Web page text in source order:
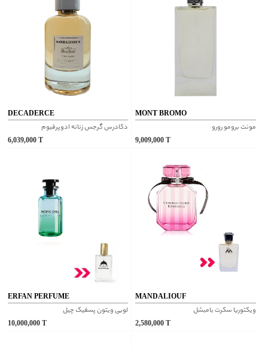
DECADERCE
دکادرس گرجس زنانه ادوپرفیوم
6,039,000
MONT BROMO
مونت برومو رورو
9,009,000
ERFAN PERFUME
لویی ویتون پسفیک چیل
10,000,000
MANDALIOUF
ویکتوریا سکرت بامبشل
2,580,000